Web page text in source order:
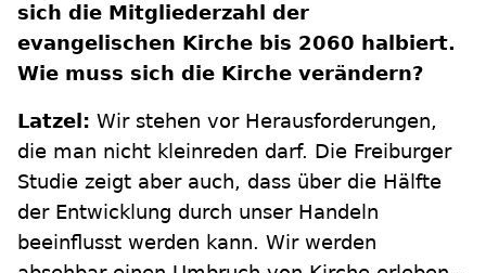
sich die Mitgliederzahl der
evangelischen Kirche bis 2060 halbiert.
Wie muss sich die Kirche verändern?
Latzel: Wir stehen vor Herausforderungen,
die man nicht kleinreden darf. Die Freiburger
Studie zeigt aber auch, dass über die Hälfte
der Entwicklung durch unser Handeln
beeinflusst werden kann. Wir werden